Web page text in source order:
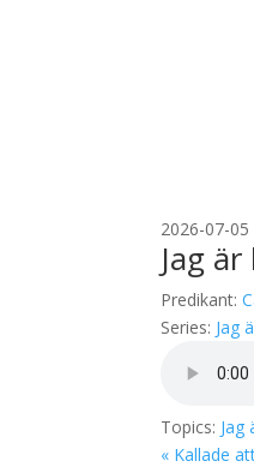
2026-07-05
Jag
Predikant:
Series: Jag
Topics: Jag
« Kallade